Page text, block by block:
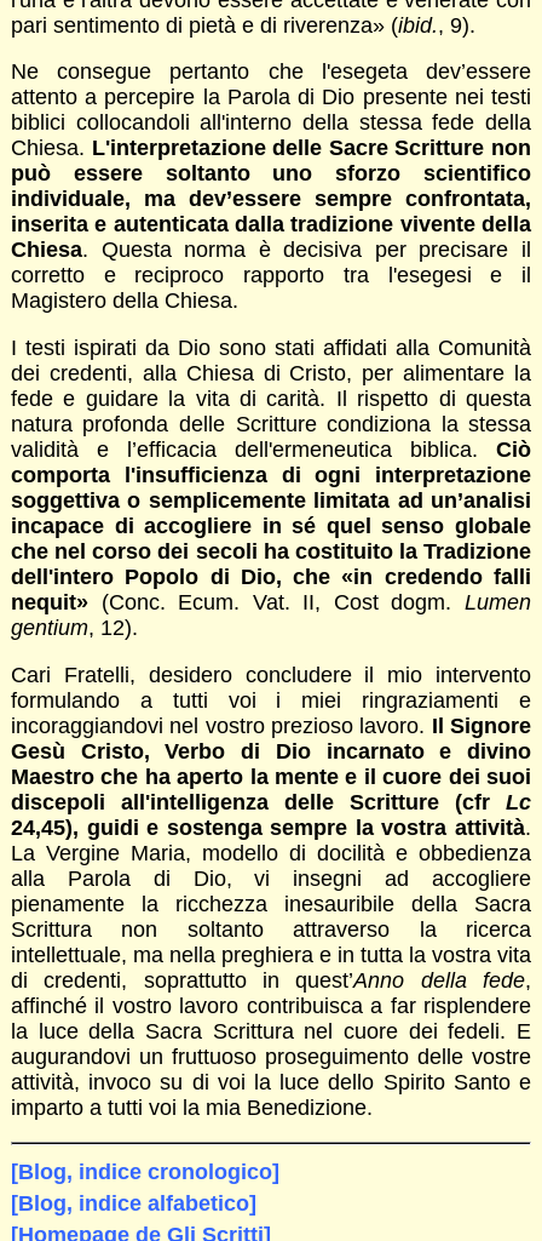
pari sentimento di pietà e di riverenza» (ibid., 9).
Ne consegue pertanto che l'esegeta dev’essere
attento a percepire la Parola di Dio presente nei testi
biblici collocandoli all'interno della stessa fede della
Chiesa. L'interpretazione delle Sacre Scritture non
può essere soltanto uno sforzo scientifico
individuale, ma dev’essere sempre confrontata,
inserita e autenticata dalla tradizione vivente della
Chiesa. Questa norma è decisiva per precisare il
corretto e reciproco rapporto tra l'esegesi e il
Magistero della Chiesa.
I testi ispirati da Dio sono stati affidati alla Comunità
dei credenti, alla Chiesa di Cristo, per alimentare la
fede e guidare la vita di carità. Il rispetto di questa
natura profonda delle Scritture condiziona la stessa
validità e l’efficacia dell'ermeneutica biblica.Ciò
comporta l'insufficienza di ogni interpretazione
soggettiva o semplicemente limitata ad un’analisi
incapace di accogliere in sé quel senso globale
che nel corso dei secoli ha costituito la Tradizione
dell'intero Popolo di Dio, che «in credendo falli
nequit»(Conc. Ecum. Vat. II, Cost dogm.Lumen
gentium, 12).
Cari Fratelli, desidero concludere il mio intervento
formulando a tutti voi i miei ringraziamenti e
incoraggiandovi nel vostro prezioso lavoro. Il Signore
Gesù Cristo, Verbo di Dio incarnato e divino
Maestro che ha aperto la mente e il cuore dei suoi
discepoli all'intelligenza delle Scritture (cfrLc
24,45), guidi e sostenga sempre la vostra attività.
La Vergine Maria, modello di docilità e obbedienza
alla Parola di Dio, vi insegni ad accogliere
pienamente la ricchezza inesauribile della Sacra
Scrittura non soltanto attraverso la ricerca
intellettuale, ma nella preghiera e in tutta la vostra vita
di credenti, soprattutto in quest’Anno della fede,
affinché il vostro lavoro contribuisca a far risplendere
la luce della Sacra Scrittura nel cuore dei fedeli. E
augurandovi un fruttuoso proseguimento delle vostre
attività, invoco su di voi la luce dello Spirito Santo e
imparto a tutti voi la mia Benedizione.
[Blog, indice cronologico]
[Blog, indice alfabetico]
[Homepage de Gli Scritti]